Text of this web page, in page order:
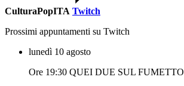
CulturaPopITA Twitch
Prossimi appuntamenti su Twitch
lunedì 10 agosto
Ore 19:30 QUEI DUE SUL FUMETTO